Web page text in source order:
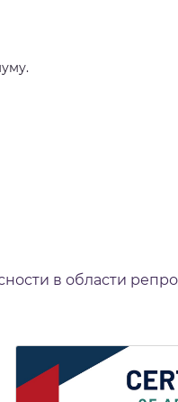
в области